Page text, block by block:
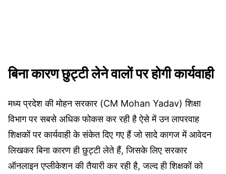
बिना कारण छुट्टी लेने वालों पर होगी कार्यवाही
मध्य प्रदेश की मोहन सरकार (CM Mohan Yadav) शिक्षा
विभाग पर सबसे अधिक फोकस कर रही है ऐसे में उन लापरवाह
शिक्षकों पर कार्यवाही के संकेत दिए गए हैं जो सादे कागज में आवेदन
लिखकर बिना कारण ही छुट्टी लेते हैं, जिसके लिए सरकार
ऑनलाइन एप्लीकेशन की तैयारी कर रही है, जल्द ही शिक्षकों को